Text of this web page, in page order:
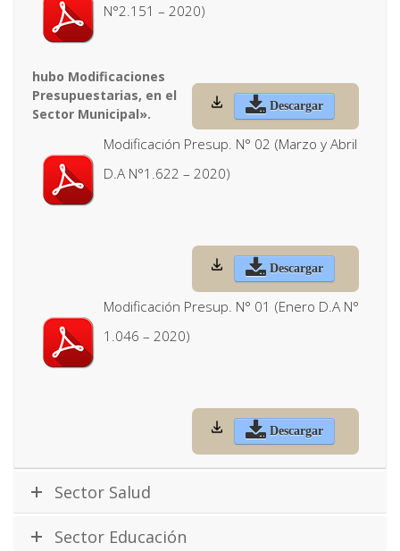
N°2.151 – 2020)
Descargar
Modificación Presup. N° 02 (Marzo y Abril
D.A N°1.622 – 2020)
Descargar
Modificación Presup. N° 01 (Enero D.A N°
1.046 – 2020)
Descargar
hubo Modificaciones
Presupuestarias, en el
Sector Municipal».
Sector Salud
Sector Educación